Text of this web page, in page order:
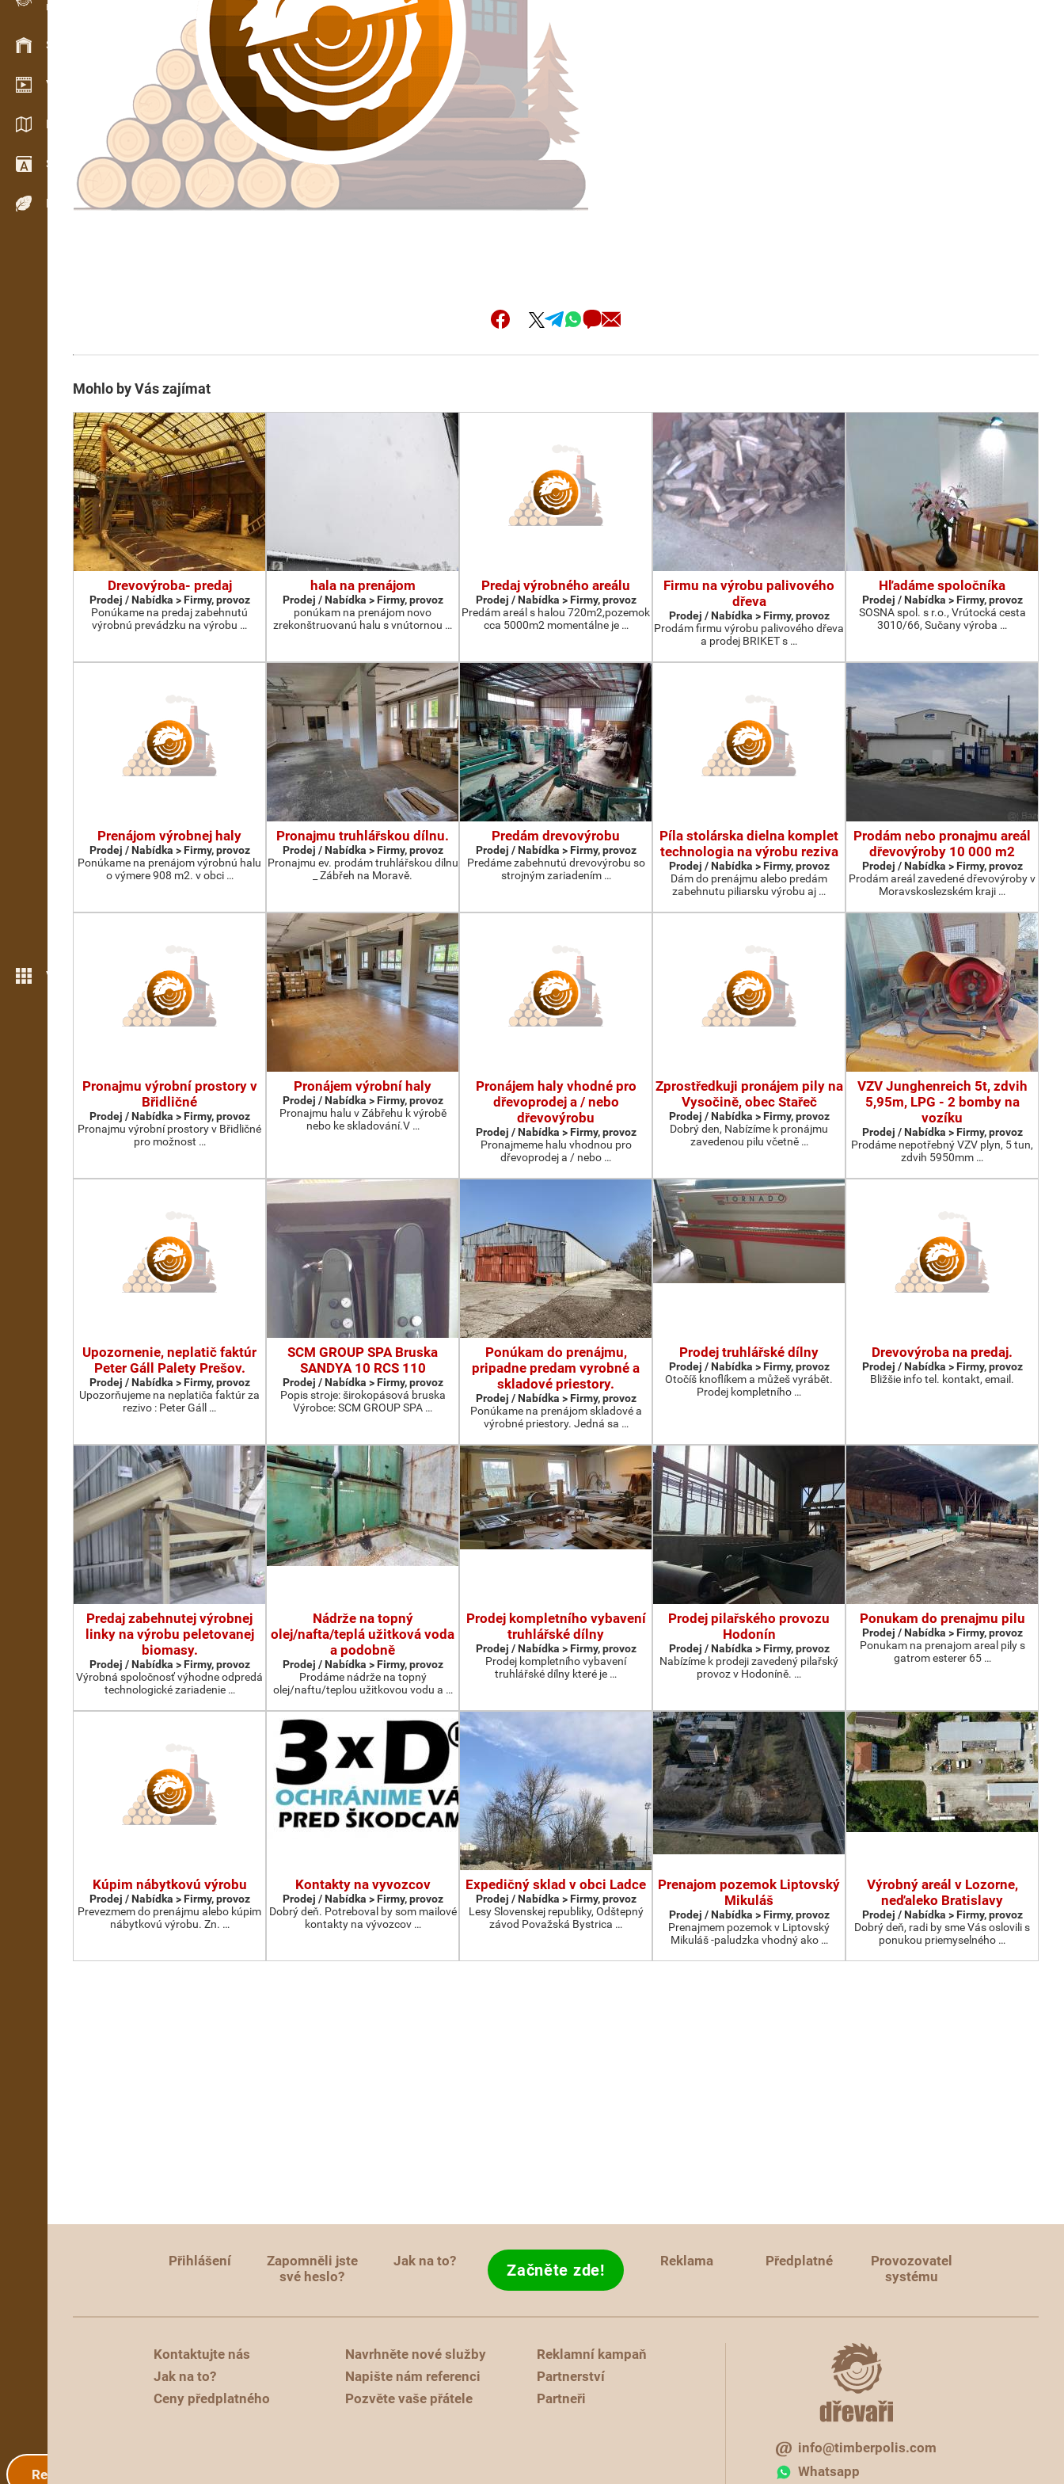
Evidence dřeva v terénu
Skladové hospodářství
Video showroom
Katalogy / Brožury
Slovník
Dřeviny
Více možností
Registrace
Mohlo by Vás zajímat
Drevovýroba- predaj
Prodej / Nabídka > Firmy, provoz
Ponúkame na predaj zabehnutú
výrobnú prevádzku na výrobu …
hala na prenájom
Prodej / Nabídka > Firmy, provoz
ponúkam na prenájom novo
zrekonštruovanú halu s vnútornou …
Predaj výrobného areálu
Prodej / Nabídka > Firmy, provoz
Predám areál s halou 720m2,pozemok
cca 5000m2 momentálne je …
Firmu na výrobu palivového
dřeva
Prodej / Nabídka > Firmy, provoz
Prodám firmu výrobu palivového dřeva
a prodej BRIKET s …
Hľadáme spoločníka
Prodej / Nabídka > Firmy, provoz
SOSNA spol. s r.o., Vrútocká cesta
3010/66, Sučany výroba …
Prenájom výrobnej haly
Prodej / Nabídka > Firmy, provoz
Ponúkame na prenájom výrobnú halu
o výmere 908 m2. v obci …
Pronajmu truhlářskou dílnu.
Prodej / Nabídka > Firmy, provoz
Pronajmu ev. prodám truhlářskou dílnu
_ Zábřeh na Moravě.
Predám drevovýrobu
Prodej / Nabídka > Firmy, provoz
Predáme zabehnutú drevovýrobu so
strojným zariadením …
Píla stolárska dielna komplet
technologia na výrobu reziva
Prodej / Nabídka > Firmy, provoz
Dám do prenájmu alebo predám
zabehnutu piliarsku výrobu aj …
Prodám nebo pronajmu areál
dřevovýroby 10 000 m2
Prodej / Nabídka > Firmy, provoz
Prodám areál zavedené dřevovýroby v
Moravskoslezském kraji …
Pronajmu výrobní prostory v
Břidličné
Prodej / Nabídka > Firmy, provoz
Pronajmu výrobní prostory v Břidličné
pro možnost …
Pronájem výrobní haly
Prodej / Nabídka > Firmy, provoz
Pronajmu halu v Zábřehu k výrobě
nebo ke skladování.V …
Pronájem haly vhodné pro
dřevoprodej a / nebo
dřevovýrobu
Prodej / Nabídka > Firmy, provoz
Pronajmeme halu vhodnou pro
dřevoprodej a / nebo …
Zprostředkuji pronájem pily na
Vysočině, obec Stařeč
Prodej / Nabídka > Firmy, provoz
Dobrý den, Nabízíme k pronájmu
zavedenou pilu včetně …
VZV Junghenreich 5t, zdvih
5,95m, LPG - 2 bomby na
vozíku
Prodej / Nabídka > Firmy, provoz
Prodáme nepotřebný VZV plyn, 5 tun,
zdvih 5950mm …
Upozornenie, neplatič faktúr
Peter Gáll Palety Prešov.
Prodej / Nabídka > Firmy, provoz
Upozorňujeme na neplatiča faktúr za
rezivo : Peter Gáll …
SCM GROUP SPA Bruska
SANDYA 10 RCS 110
Prodej / Nabídka > Firmy, provoz
Popis stroje: širokopásová bruska
Výrobce: SCM GROUP SPA …
Ponúkam do prenájmu,
pripadne predam vyrobné a
skladové priestory.
Prodej / Nabídka > Firmy, provoz
Ponúkame na prenájom skladové a
výrobné priestory. Jedná sa …
Prodej truhlářské dílny
Prodej / Nabídka > Firmy, provoz
Otočíš knoflíkem a můžeš vyrábět.
Prodej kompletního …
Drevovýroba na predaj.
Prodej / Nabídka > Firmy, provoz
Bližšie info tel. kontakt, email.
Predaj zabehnutej výrobnej
linky na výrobu peletovanej
biomasy.
Prodej / Nabídka > Firmy, provoz
Výrobná spoločnosť výhodne odpredá
technologické zariadenie …
Nádrže na topný
olej/nafta/teplá užitková voda
a podobně
Prodej / Nabídka > Firmy, provoz
Prodáme nádrže na topný
olej/naftu/teplou užitkovou vodu a …
Prodej kompletního vybavení
truhlářské dílny
Prodej / Nabídka > Firmy, provoz
Prodej kompletního vybavení
truhlářské dílny které je …
Prodej pilařského provozu
Hodonín
Prodej / Nabídka > Firmy, provoz
Nabízíme k prodeji zavedený pilařský
provoz v Hodoníně. …
Ponukam do prenajmu pilu
Prodej / Nabídka > Firmy, provoz
Ponukam na prenajom areal pily s
gatrom esterer 65 …
Kúpim nábytkovú výrobu
Prodej / Nabídka > Firmy, provoz
Prevezmem do prenájmu alebo kúpim
nábytkovú výrobu. Zn. …
Kontakty na vyvozcov
Prodej / Nabídka > Firmy, provoz
Dobrý deň. Potreboval by som mailové
kontakty na vývozcov …
Expedičný sklad v obci Ladce
Prodej / Nabídka > Firmy, provoz
Lesy Slovenskej republiky, Odštepný
závod Považská Bystrica …
Prenajom pozemok Liptovský
Mikuláš
Prodej / Nabídka > Firmy, provoz
Prenajmem pozemok v Liptovský
Mikuláš -paludzka vhodný ako …
Výrobný areál v Lozorne,
neďaleko Bratislavy
Prodej / Nabídka > Firmy, provoz
Dobrý deň, radi by sme Vás oslovili s
ponukou priemyselného …
Přihlášení
Zapomněli jste
své heslo?
Jak na to? Začněte zde! Reklama Předplatné
Provozovatel
systému
Kontaktujte nás
Jak na to?
Ceny předplatného
Navrhněte nové služby
Napište nám referenci
Pozvěte vaše přátele
Reklamní kampaň
Partnerství
Partneři
info@timberpolis.com
Whatsapp